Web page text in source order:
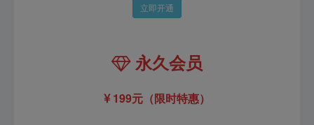
立即开通
永久会员
199元（限时特惠）